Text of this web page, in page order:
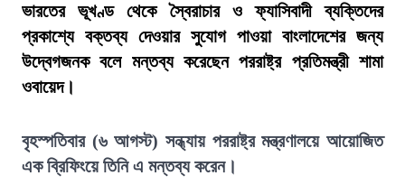
ভারতের ভূখণ্ড থেকে স্বৈরাচার ও ফ্যাসিবাদী ব্যক্তিদের
প্রকাশ্যে বক্তব্য দেওয়ার সুযোগ পাওয়া বাংলাদেশের জন্য
উদ্বেগজনক বলে মন্তব্য করেছেন পররাষ্ট্র প্রতিমন্ত্রী শামা
ওবায়েদ।
বৃহস্পতিবার (৬ আগস্ট) সন্ধ্যায় পররাষ্ট্র মন্ত্রণালয়ে আয়োজিত
এক ব্রিফিংয়ে তিনি এ মন্তব্য করেন।